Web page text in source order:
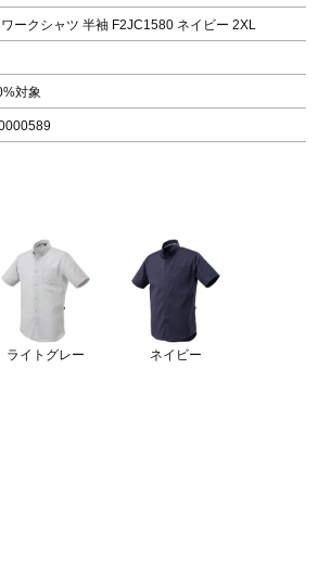
ークシャツ 半袖 F2JC1580 ネイビー 2XL
対象
ライトグレー ネイビー